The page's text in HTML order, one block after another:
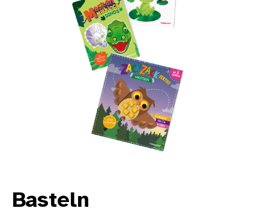
Basteln